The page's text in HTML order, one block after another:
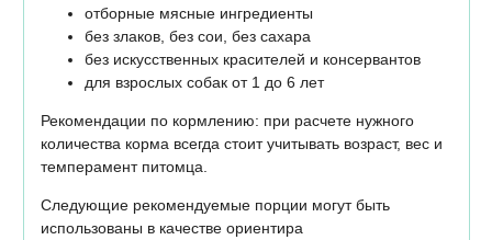
отборные мясные ингредиенты
без злаков, без сои, без сахара
без искусственных красителей и консервантов
для взрослых собак от 1 до 6 лет
Рекомендации по кормлению: при расчете нужного
количества корма всегда стоит учитывать возраст, вес и
темперамент питомца.
Следующие рекомендуемые порции могут быть
использованы в качестве ориентира